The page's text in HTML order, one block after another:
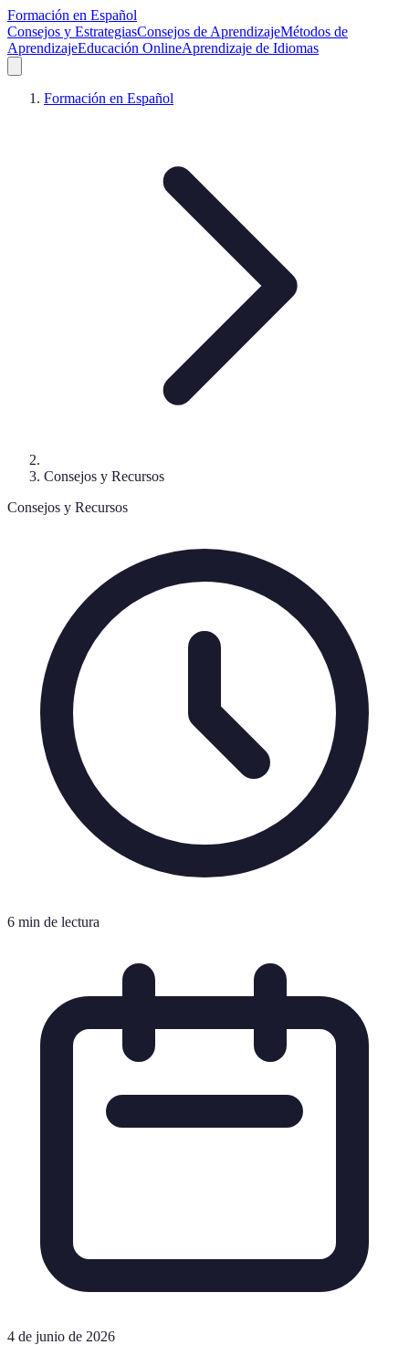
Formación en Español
Consejos y EstrategiasConsejos de AprendizajeMétodos de
AprendizajeEducación OnlineAprendizaje de Idiomas
Formación en Español
Consejos y Recursos
Consejos y Recursos
6 min de lectura
4 de junio de 2026